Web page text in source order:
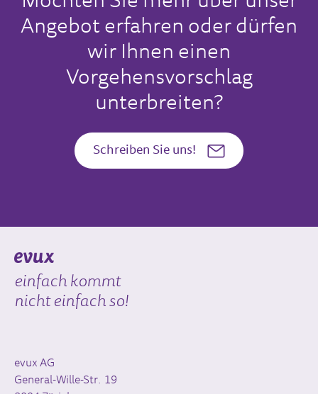
Angebot erfahren oder dürfen
wir Ihnen einen
Vorgehensvorschlag
unterbreiten?
Schreiben Sie uns!
einfach kommt
nicht einfach so!
evux AG
General-Wille-Str. 19